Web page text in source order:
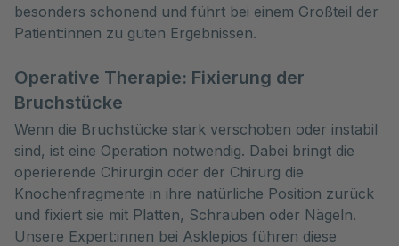
besonders schonend und führt bei einem Großteil der
Patient:innen zu guten Ergebnissen.
Operative Therapie: Fixierung der
Bruchstücke
Wenn die Bruchstücke stark verschoben oder instabil
sind, ist eine Operation notwendig. Dabei bringt die
operierende Chirurgin oder der Chirurg die
Knochenfragmente in ihre natürliche Position zurück
und fixiert sie mit Platten, Schrauben oder Nägeln.
Unsere Expert:innen bei Asklepios führen diese